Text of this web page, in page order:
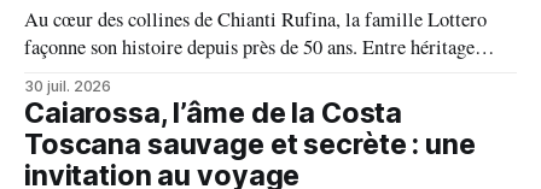
Au cœur des collines de Chianti Rufina, la famille Lottero
façonne son histoire depuis près de 50 ans. Entre héritage
familial, exigence viticole et profond respect du terroir, le
domaine incarne une vision authentique du vin, où chaque
millésime raconte une terre, une passion et un art de vivre.
30 juil. 2026
Caiarossa, l’âme de la Costa
Toscana sauvage et secrète : une
invitation au voyage